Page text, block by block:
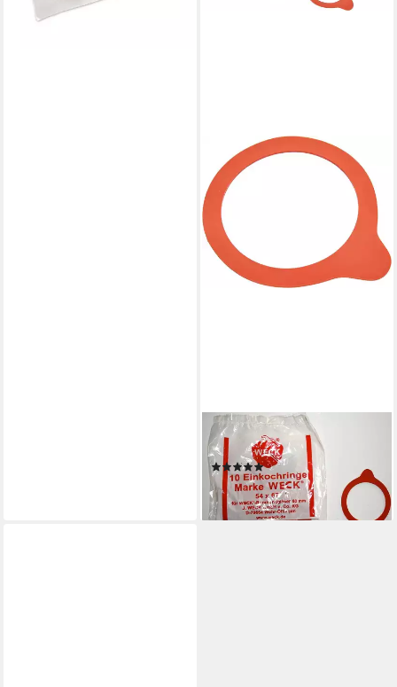
WECK
Einkochring
(4)
6,62 €
lieferbar - in 2-3 Werktagen bei dir